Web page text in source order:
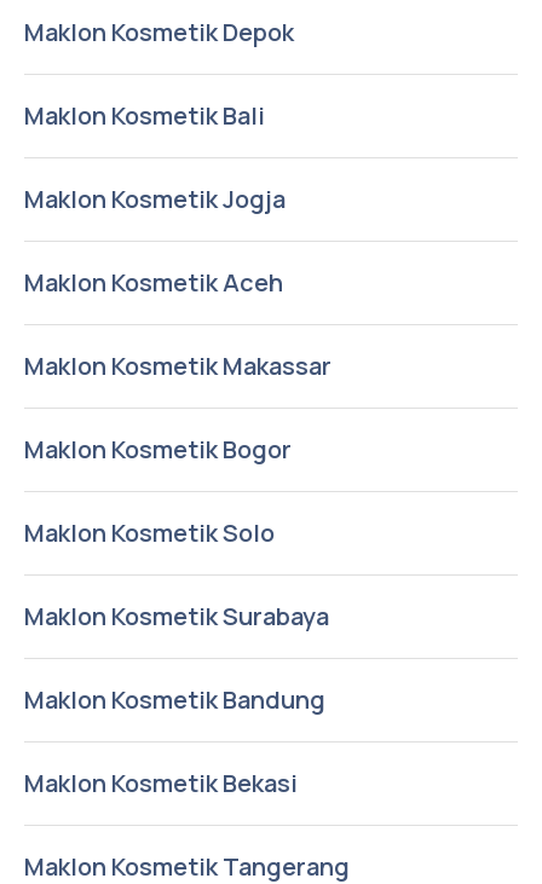
Maklon Kosmetik Depok
Maklon Kosmetik Bali
Maklon Kosmetik Jogja
Maklon Kosmetik Aceh
Maklon Kosmetik Makassar
Maklon Kosmetik Bogor
Maklon Kosmetik Solo
Maklon Kosmetik Surabaya
Maklon Kosmetik Bandung
Maklon Kosmetik Bekasi
Maklon Kosmetik Tangerang